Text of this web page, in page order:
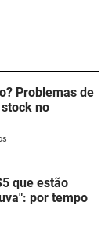
Problemas de
no
que estão
por tempo